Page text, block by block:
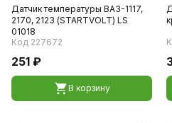
Датчик температуры ВАЗ-1117,
2170, 2123 (STARTVOLT) LS
01018
Код 227672
251 ₽
В корзину